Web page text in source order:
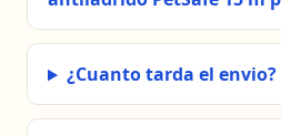
¿Cuanto tarda el envio?